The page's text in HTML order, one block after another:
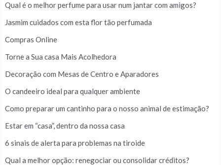
Qual é o melhor perfume para usar num jantar com amigos?
Jasmim cuidados com esta flor tão perfumada
Compras Online
Torne a Sua casa Mais Acolhedora
Decoração com Mesas de Centro e Aparadores
O candeeiro ideal para qualquer ambiente
Como preparar um cantinho para o nosso animal de estimação?
Estar em “casa”, dentro da nossa casa
6 sinais de alerta para problemas na tiroide
Qual a melhor opção: renegociar ou consolidar créditos?